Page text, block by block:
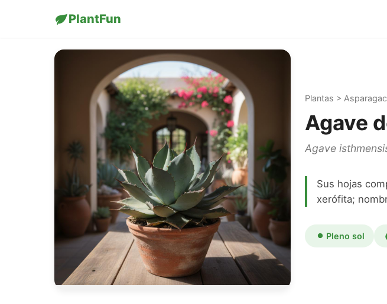
PlantFun
Plantas >
Agave
Agave
Sus hojas
xerófita;
Pleno sol